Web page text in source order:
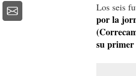
Los seis
por la
su primer